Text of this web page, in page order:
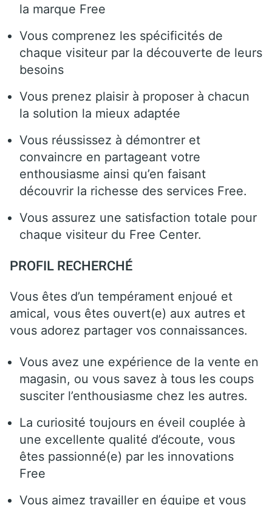
la marque Free
Vous comprenez les spécificités de
chaque visiteur par la découverte de leurs
besoins
Vous prenez plaisir à proposer à chacun
la solution la mieux adaptée
Vous réussissez à démontrer et
convaincre en partageant votre
enthousiasme ainsi qu’en faisant
découvrir la richesse des services Free.
Vous assurez une satisfaction totale pour
chaque visiteur du Free Center.
PROFIL RECHERCHÉ
Vous êtes d’un tempérament enjoué et
amical, vous êtes ouvert(e) aux autres et
vous adorez partager vos connaissances.
Vous avez une expérience de la vente en
magasin, ou vous savez à tous les coups
susciter l’enthousiasme chez les autres.
La curiosité toujours en éveil couplée à
une excellente qualité d’écoute, vous
êtes passionné(e) par les innovations
Free
Vous aimez travailler en équipe et vous